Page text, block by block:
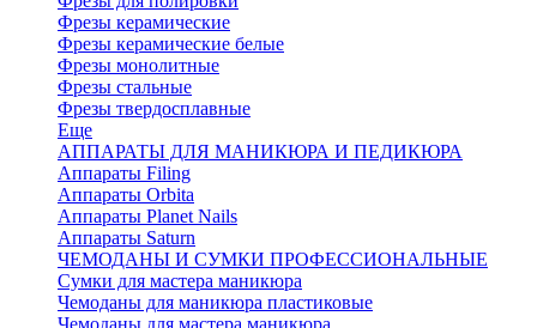
Фрезы керамические
Фрезы керамические белые
Фрезы монолитные
Фрезы стальные
Фрезы твердосплавные
Еще
АППАРАТЫ ДЛЯ МАНИКЮРА И ПЕДИКЮРА
Аппараты Filing
Аппараты Orbita
Аппараты Planet Nails
Аппараты Saturn
ЧЕМОДАНЫ И СУМКИ ПРОФЕССИОНАЛЬНЫЕ
Сумки для мастера маникюра
Чемоданы для маникюра пластиковые
Чемоданы для мастера маникюра